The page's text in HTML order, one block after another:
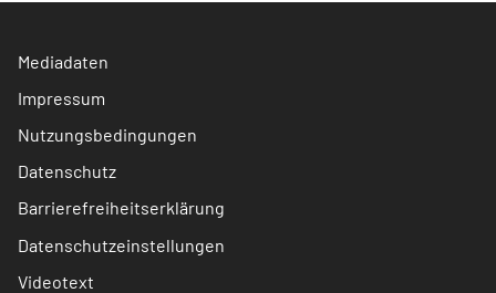
Mediadaten
Impressum
Nutzungsbedingungen
Datenschutz
Barrierefreiheitserklärung
Datenschutzeinstellungen
Videotext